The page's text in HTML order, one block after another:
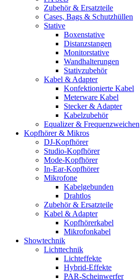
Zubehör & Ersatzteile
Cases, Bags & Schutzhüllen
Stative
Boxenstative
Distanzstangen
Monitorstative
Wandhalterungen
Stativzubehör
Kabel & Adapter
Konfektionierte Kabel
Meterware Kabel
Stecker & Adapter
Kabelzubehör
Equalizer & Frequenzweichen
Kopfhörer & Mikros
DJ-Kopfhörer
Studio-Kopfhörer
Mode-Kopfhörer
In-Ear-Kopfhörer
Mikrofone
Kabelgebunden
Drahtlos
Zubehör & Ersatzteile
Kabel & Adapter
Kopfhörerkabel
Mikrofonkabel
Showtechnik
Lichttechnik
Lichteffekte
Hybrid-Effekte
PAR-Scheinwerfer